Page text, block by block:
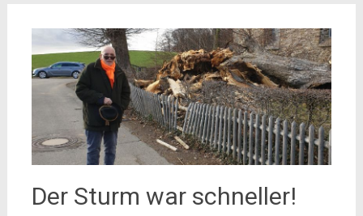
Der Sturm war schneller!